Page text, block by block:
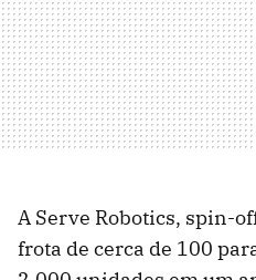
A Serve Robotics, spin-
frota de cerca de 100